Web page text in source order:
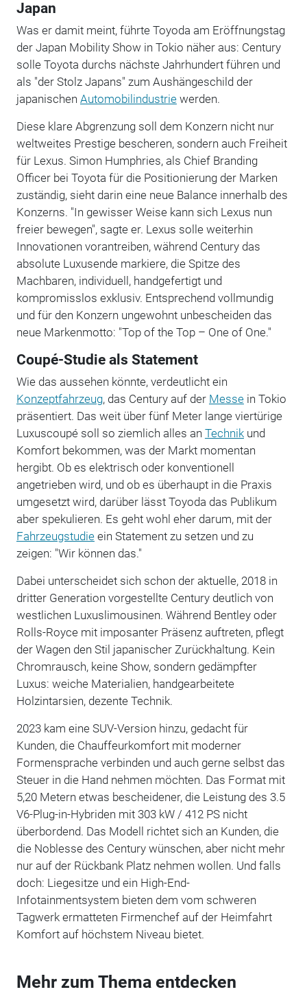
Japan
Was er damit meint, führte Toyoda am Eröffnungstag
der Japan Mobility Show in Tokio näher aus: Century
solle Toyota durchs nächste Jahrhundert führen und
als "der Stolz Japans" zum Aushängeschild der
japanischen Automobilindustriewerden.
Diese klare Abgrenzung soll dem Konzern nicht nur
weltweites Prestige bescheren, sondern auch Freiheit
für Lexus. Simon Humphries, als Chief Branding
Officer bei Toyota für die Positionierung der Marken
zuständig, sieht darin eine neue Balance innerhalb des
Konzerns. "In gewisser Weise kann sich Lexus nun
freier bewegen", sagte er. Lexus solle weiterhin
Innovationen vorantreiben, während Century das
absolute Luxusende markiere, die Spitze des
Machbaren, individuell, handgefertigt und
kompromisslos exklusiv. Entsprechend vollmundig
und für den Konzern ungewohnt unbescheiden das
neue Markenmotto: "Top of the Top – One of One."
Coupé-Studie als Statement
Wie das aussehen könnte, verdeutlicht ein
Konzeptfahrzeug, das Century auf der Messein Tokio
präsentiert. Das weit über fünf Meter lange viertürige
Luxuscoupé soll so ziemlich alles an Technikund
Komfort bekommen, was der Markt momentan
hergibt. Ob es elektrisch oder konventionell
angetrieben wird, und ob es überhaupt in die Praxis
umgesetzt wird, darüber lässt Toyoda das Publikum
aber spekulieren. Es geht wohl eher darum, mit der
Fahrzeugstudieein Statement zu setzen und zu
zeigen: "Wir können das."
Dabei unterscheidet sich schon der aktuelle, 2018 in
dritter Generation vorgestellte Century deutlich von
westlichen Luxuslimousinen. Während Bentley oder
Rolls-Royce mit imposanter Präsenz auftreten, pflegt
der Wagen den Stil japanischer Zurückhaltung. Kein
Chromrausch, keine Show, sondern gedämpfter
Luxus: weiche Materialien, handgearbeitete
Holzintarsien, dezente Technik.
2023 kam eine SUV-Version hinzu, gedacht für
Kunden, die Chauffeurkomfort mit moderner
Formensprache verbinden und auch gerne selbst das
Steuer in die Hand nehmen möchten. Das Format mit
5,20 Metern etwas bescheidener, die Leistung des 3.5
V6-Plug-in-Hybriden mit 303 kW / 412 PS nicht
überbordend. Das Modell richtet sich an Kunden, die
die Noblesse des Century wünschen, aber nicht mehr
nur auf der Rückbank Platz nehmen wollen. Und falls
doch: Liegesitze und ein High-End-
Infotainmentsystem bieten dem vom schweren
Tagwerk ermatteten Firmenchef auf der Heimfahrt
Komfort auf höchstem Niveau bietet.
Mehr zum Thema entdecken